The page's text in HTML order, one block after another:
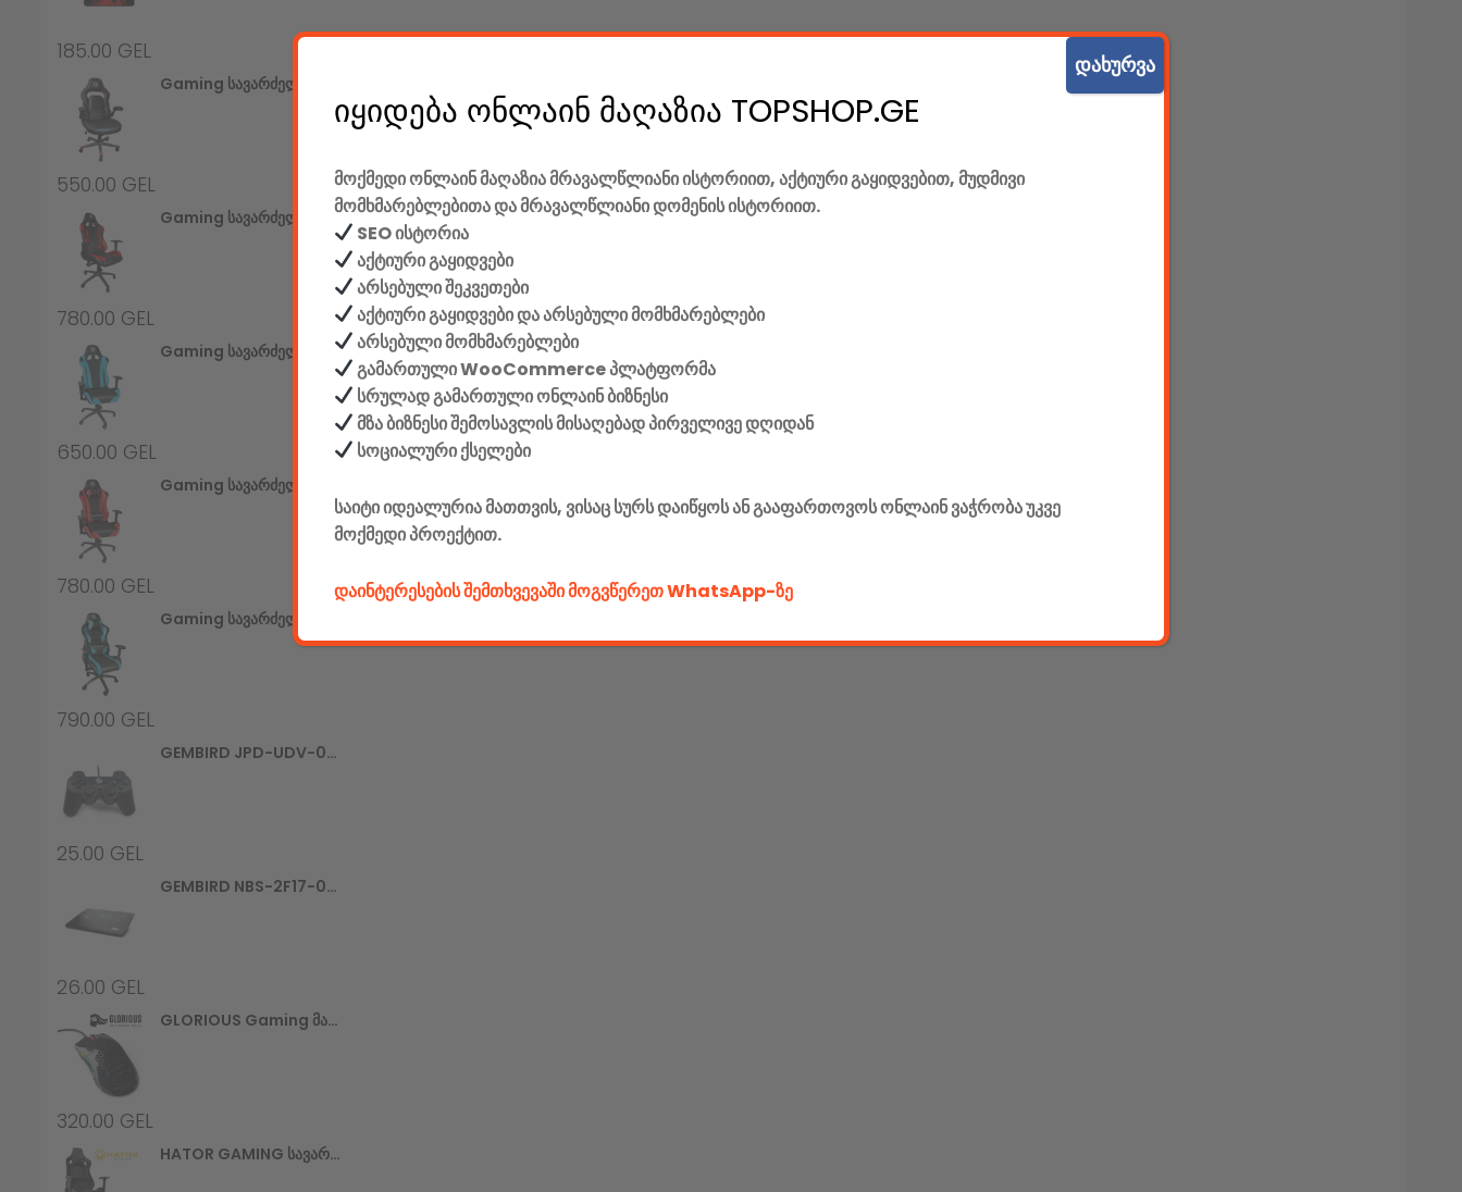
185.00 GEL
Gaming Სავარძელი Defender Corsair CL-361, Red/black,PU,50mm
550.00 GEL
Gaming Სავარძელი Defender Devastator CT-365, Red/black,PU,50mm
780.00 GEL
Gaming Სავარძელი Defender Dominator CM-362, Blue/black,PU,50mm
650.00 GEL
Gaming Სავარძელი Defender Dominator CM-362, Red/black,PU,50mm
780.00 GEL
Gaming Სავარძელი Defender Interceptor CM-363, Blue/black,PU,60mm
790.00 GEL
GEMBIRD JPD-UDV-01 Dual Vibration Gamepad
25.00 GEL
GEMBIRD NBS-2F17-01 Notebook Cooling Stand
26.00 GEL
GLORIOUS Gaming Მაუსი Model O Minus Glossy, Black (GOM-GBlack)
320.00 GEL
HATOR GAMING Სავარძელი Apex (HTC-970) Alcantara Black
იყიდება ონლაინ მაღაზია TOPSHOP.GE
მოქმედი ონლაინ მაღაზია მრავალწლიანი ისტორიით, აქტიური გაყიდვებით, მუდმივი
მომხმარებლებითა და მრავალწლიანი დომენის ისტორიით.
SEO ისტორია
აქტიური გაყიდვები
არსებული შეკვეთები
აქტიური გაყიდვები და არსებული მომხმარებლები
არსებული მომხმარებლები
გამართული WooCommerce პლატფორმა
სრულად გამართული ონლაინ ბიზნესი
მზა ბიზნესი შემოსავლის მისაღებად პირველივე დღიდან
სოციალური ქსელები
საიტი იდეალურია მათთვის, ვისაც სურს დაიწყოს ან გააფართოვოს ონლაინ ვაჭრობა უკვე
მოქმედი პროექტით.
დაინტერესების შემთხვევაში მოგვწერეთ WhatsApp-ზე
დახურვა